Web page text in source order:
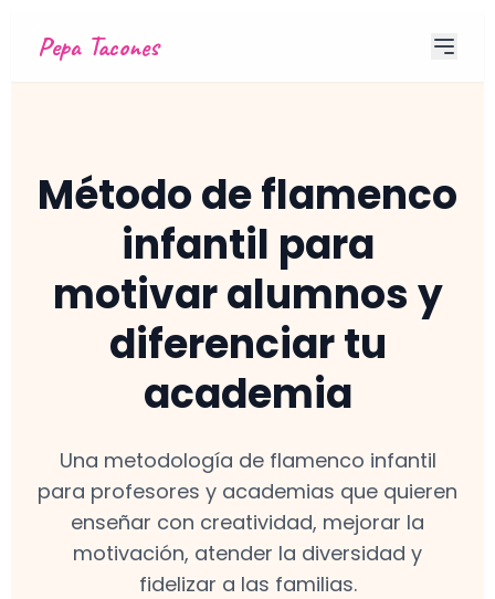
Pepa Tacones
Método de flamenco
infantil para
motivar alumnos y
diferenciar tu
academia
Una metodología de flamenco infantil
para profesores y academias que quieren
enseñar con creatividad, mejorar la
motivación, atender la diversidad y
fidelizar a las familias.